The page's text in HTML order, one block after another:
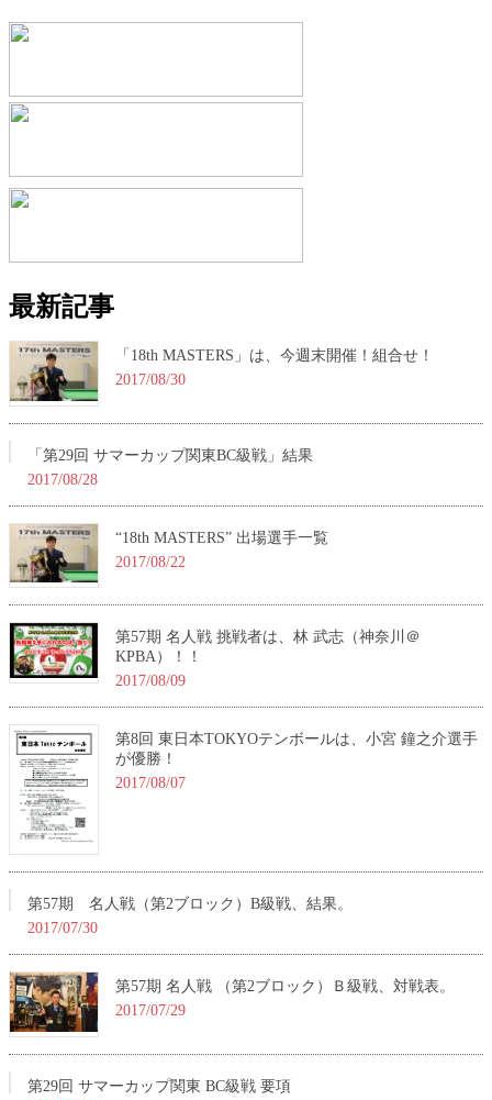
最新記事
「18th MASTERS」は、今週末開催！組合せ！
2017/08/30
「第29回 サマーカップ関東BC級戦」結果
2017/08/28
“18th MASTERS” 出場選手一覧
2017/08/22
第57期 名人戦 挑戦者は、林 武志（神奈川＠
KPBA）！！
2017/08/09
第8回 東日本TOKYOテンボールは、小宮 鐘之介選手
が優勝！
2017/08/07
第57期 名人戦（第2ブロック）B級戦、結果。
2017/07/30
第57期 名人戦 （第2ブロック）Ｂ級戦、対戦表。
2017/07/29
第29回 サマーカップ関東 BC級戦 要項